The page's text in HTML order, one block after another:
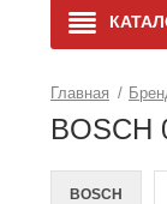
Главная /
BOSCH
BOSCH